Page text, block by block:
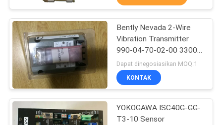
KONTROL
KUALITAS
HUBUNGI
KAMI
BERITA
AC Servo Amplifier
277
Bently Nevada 2-Wire
Vibration Transmitter
990-04-70-02-00 3300xl
8MM
Dapat dinegosiasikan MOQ:1
KONTAK
YOKOGAWA ISC40G-GG-
T3-10 Sensor